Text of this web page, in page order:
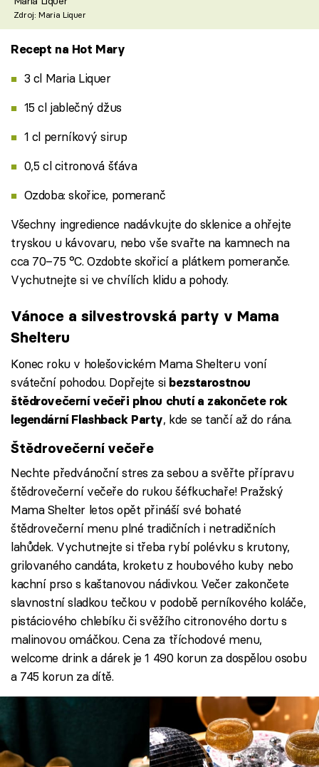
Zdroj: Maria Liquer
Recept na Hot Mary
3 cl Maria Liquer
15 cl jablečný džus
1 cl perníkový sirup
0,5 cl citronová šťáva
Ozdoba: skořice, pomeranč
Všechny ingredience nadávkujte do sklenice a ohřejte
tryskou u kávovaru, nebo vše svařte na kamnech na
cca 70–75 °C. Ozdobte skořicí a plátkem pomeranče.
Vychutnejte si ve chvílích klidu a pohody.
Vánoce a silvestrovská party v Mama
Shelteru
Konec roku v holešovickém Mama Shelteru voní
sváteční pohodou. Dopřejte si bezstarostnou
štědrovečerní večeři plnou chutí a zakončete rok
legendární Flashback Party, kde se tančí až do rána.
Štědrovečerní večeře
Nechte předvánoční stres za sebou a svěřte přípravu
štědrovečerní večeře do rukou šéfkuchaře! Pražský
Mama Shelter letos opět přináší své bohaté
štědrovečerní menu plné tradičních i netradičních
lahůdek. Vychutnejte si třeba rybí polévku s krutony,
grilovaného candáta, kroketu z houbového kuby nebo
kachní prso s kaštanovou nádivkou. Večer zakončete
slavnostní sladkou tečkou v podobě perníkového koláče,
pistáciového chlebíku či svěžího citronového dortu s
malinovou omáčkou. Cena za tříchodové menu,
welcome drink a dárek je 1 490 korun za dospělou osobu
a 745 korun za dítě.